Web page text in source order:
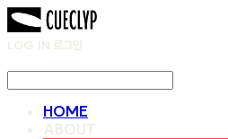
LOG IN 로그인
HOME
ABOUT